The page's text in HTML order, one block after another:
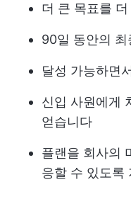
더 큰 목표를
90일 동안의
달성 가능하면
신입 사원에게
얻습니다
플랜을 회사의
응할 수 있도록